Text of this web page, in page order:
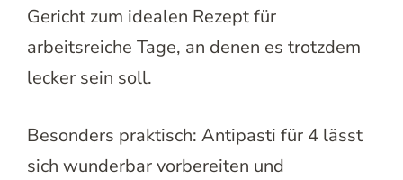
Gericht zum idealen Rezept für
arbeitsreiche Tage, an denen es trotzdem
lecker sein soll.
Besonders praktisch: Antipasti für 4 lässt
sich wunderbar vorbereiten und